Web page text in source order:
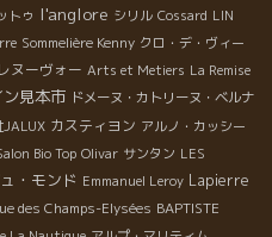
トゥ l'anglore シリル Cossard LIN
Sommelière Kenny クロ・デ・ヴィー
ヌーヴォー Arts et Metiers La Remise
見本市 ドメーヌ・カトリーヌ・ベルナ
JALUX カスティヨン アルノ・カッシー
Bio Top Olivar サンタン LES
・モンド Emmanuel Leroy Lapierre
des Champs-Elysées BAPTISTE